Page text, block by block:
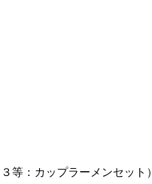
：カップラーメンセット）